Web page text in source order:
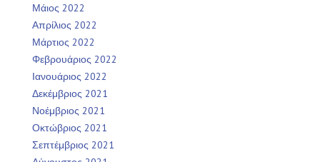
Μάιος 2022
Απρίλιος 2022
Μάρτιος 2022
Φεβρουάριος 2022
Ιανουάριος 2022
Δεκέμβριος 2021
Νοέμβριος 2021
Οκτώβριος 2021
Σεπτέμβριος 2021